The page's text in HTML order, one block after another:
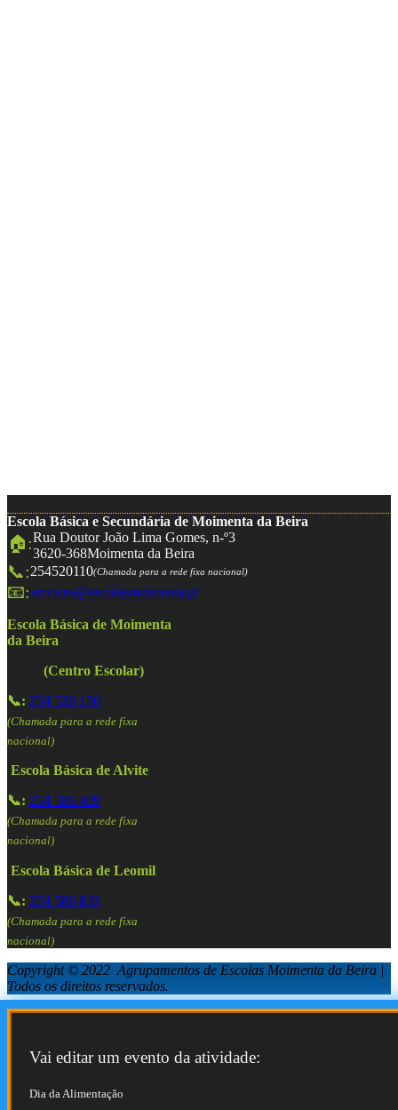
Escola Básica e Secundária de Moimenta da Beira
🏠:Rua Doutor João Lima Gomes, n-º3
3620-368Moimenta da Beira
📞:254520110(Chamada para a rede fixa nacional)
📧:servicos@escolasmoimenta.pt
Escola Básica de Moimenta
da Beira
(Centro Escolar)
📞: 254 520 150
(Chamada para a rede fixa
nacional)
Escola Básica de Alvite
📞: 254 586 409
(Chamada para a rede fixa
nacional)
Escola Básica de Leomil
📞: 254 586 833
(Chamada para a rede fixa
nacional)
Copyright © 2022 Agrupamentos de Escolas Moimenta da Beira |
Todos os direitos reservados.
Vai editar um evento da atividade:
Dia da Alimentação